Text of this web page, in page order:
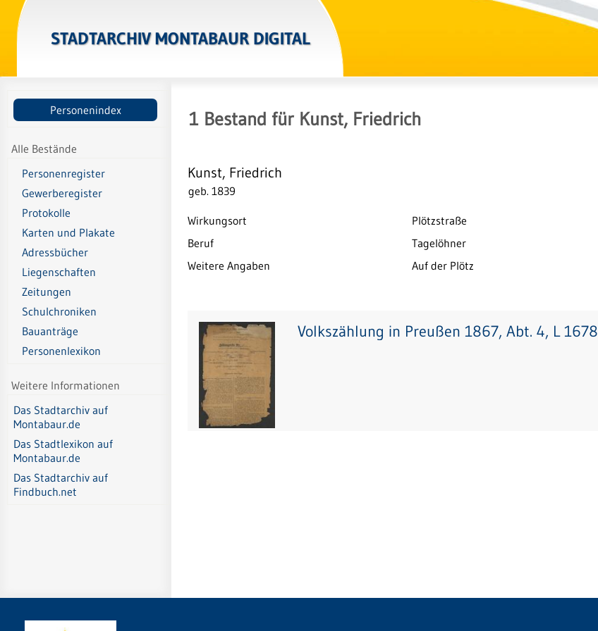
STADTARCHIV MONTABAUR DIGITAL
Personenindex
Alle Bestände
Personenregister
Gewerberegister
Protokolle
Karten und Plakate
Adressbücher
Liegenschaften
Zeitungen
Schulchroniken
Bauanträge
Personenlexikon
Weitere Informationen
Das Stadtarchiv auf
Montabaur.de
Das Stadtlexikon auf
Montabaur.de
Das Stadtarchiv auf
Findbuch.net
1 Bestand für Kunst, Friedrich
Kunst, Friedrich
geb. 1839
Wirkungsort
Plötzstraße
Beruf
Tagelöhner
Weitere Angaben
Auf der Plötz
Volkszählung in Preußen 1867, Abt. 4, L 1678